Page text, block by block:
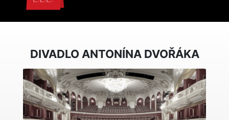
DIVADLO ANTONÍNA DVOŘÁKA